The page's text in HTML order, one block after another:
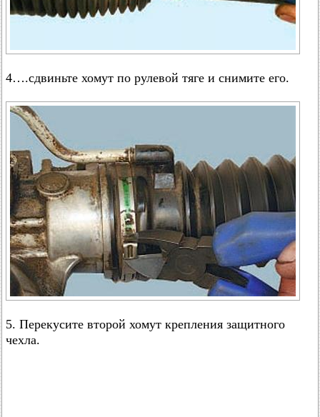
4….сдвиньте хомут по рулевой тяге и снимите его.
5. Перекусите второй хомут крепления защитного
чехла.